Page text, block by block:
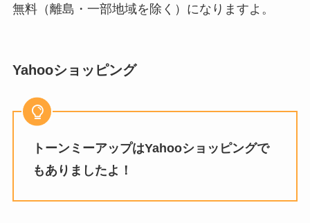
無料（離島・一部地域を除く）になりますよ。
Yahooショッピング
トーンミーアップはYahooショッピングで
もありましたよ！